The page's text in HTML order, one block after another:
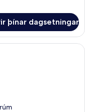
þínar dagsetningar
drykkir á míníbar,